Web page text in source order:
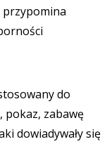
przypomina
do
zabawę
dowiadywały się